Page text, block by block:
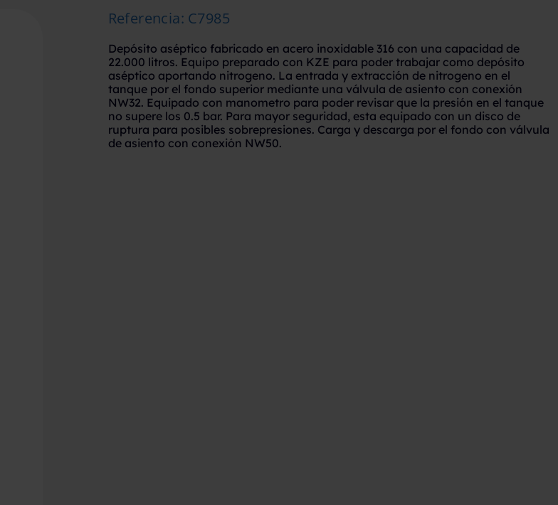
Referencia: C7985
Depósito aséptico fabricado en acero inoxidable 316 con una capacidad de
22.000 litros. Equipo preparado con KZE para poder trabajar como depósito
aséptico aportando nitrogeno. La entrada y extracción de nitrogeno en el
tanque por el fondo superior mediante una válvula de asiento con conexión
NW32. Equipado con manometro para poder revisar que la presión en el tanque
no supere los 0.5 bar. Para mayor seguridad, esta equipado con un disco de
ruptura para posibles sobrepresiones. Carga y descarga por el fondo con válvula
de asiento con conexión NW50.